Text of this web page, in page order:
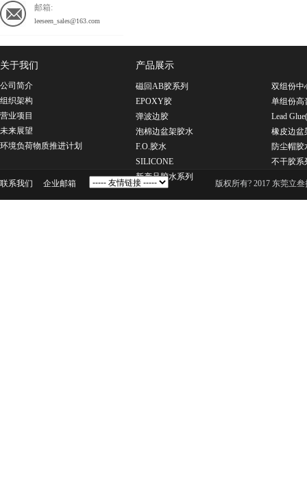
邮箱:
leeseen_sales@163.com
关于我们
公司简介
组织架构
营业项目
未来展望
环境负荷物质推进计划
产品展示
磁回AB胶系列
双组份中
EPOXY胶
单组份高
弹波边胶
Lead
泡棉边盆架胶水
橡皮边盆
F.O.胶水
防尘帽胶
SILICONE
不干胶系
新产品胶水系列
联系我们 企业邮箱 版权所有? 2017 东莞立